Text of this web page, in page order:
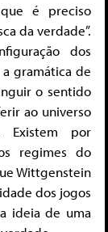
é preciso
da verdade”.
dos
gramática de
o sentido
ao universo
Existem por
regimes do
Wittgenstein
dos jogos
ideia de uma